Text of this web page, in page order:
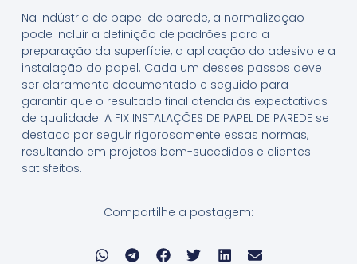
Na indústria de papel de parede, a normalização
pode incluir a definição de padrões para a
preparação da superfície, a aplicação do adesivo e a
instalação do papel. Cada um desses passos deve
ser claramente documentado e seguido para
garantir que o resultado final atenda às expectativas
de qualidade. A FIX INSTALAÇÕES DE PAPEL DE PAREDE se
destaca por seguir rigorosamente essas normas,
resultando em projetos bem-sucedidos e clientes
satisfeitos.
Compartilhe a postagem: